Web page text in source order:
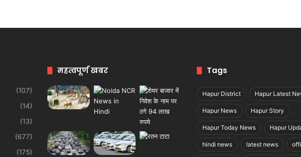
(107)
(14)
(13)
(677)
(175)
महत्वपूर्ण खबर Tags
Hapur District Hapur Latest
Hapur News Hapur Story
Hapur Today News Hapur
hindi news latest news